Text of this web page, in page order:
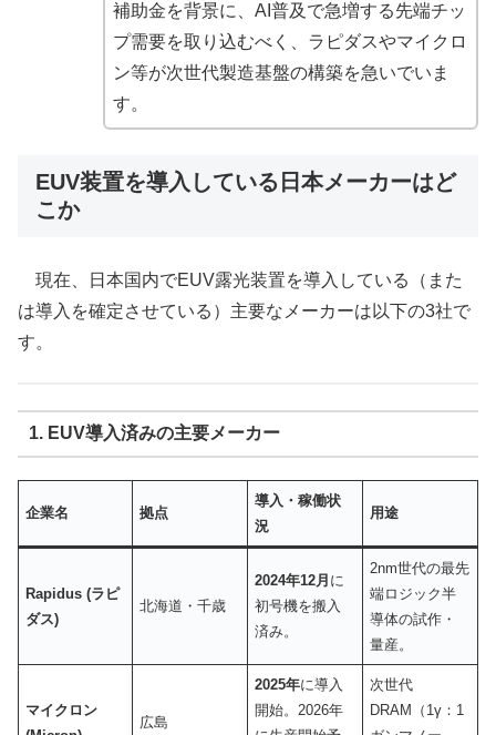
補助金を背景に、AI普及で急増する先端チッ
プ需要を取り込むべく、ラピダスやマイクロ
ン等が次世代製造基盤の構築を急いでいま
す。
EUV装置を導入している日本メーカーはど
こか
現在、日本国内でEUV露光装置を導入している（また
は導入を確定させている）主要なメーカーは以下の3社で
す。
1. EUV導入済みの主要メーカー
企業名 拠点
導入・稼働状
況
用途
Rapidus (ラピ
ダス)
北海道・千歳
2024年12月 に
初号機を搬入
済み。
2nm世代の最先
端ロジック半
導体の試作・
量産。
マイクロン
広島
2025年に導入
開始。2026年
次世代
DRAM（1γ：1